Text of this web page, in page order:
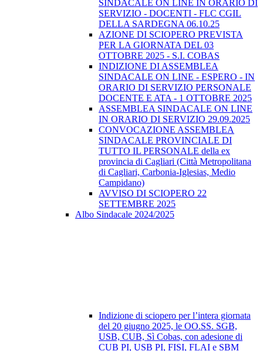
SINDACALE ON LINE IN ORARIO DI
SERVIZIO - DOCENTI - FLC CGIL
DELLA SARDEGNA 06.10.25
AZIONE DI SCIOPERO PREVISTA
PER LA GIORNATA DEL 03
OTTOBRE 2025 - S.I. COBAS
INDIZIONE DI ASSEMBLEA
SINDACALE ON LINE - ESPERO - IN
ORARIO DI SERVIZIO PERSONALE
DOCENTE E ATA - 1 OTTOBRE 2025
ASSEMBLEA SINDACALE ON LINE
IN ORARIO DI SERVIZIO 29.09.2025
CONVOCAZIONE ASSEMBLEA
SINDACALE PROVINCIALE DI
TUTTO IL PERSONALE della ex
provincia di Cagliari (Città Metropolitana
di Cagliari, Carbonia-Iglesias, Medio
Campidano)
AVVISO DI SCIOPERO 22
SETTEMBRE 2025
Albo Sindacale 2024/2025
Indizione di sciopero per l’intera giornata
del 20 giugno 2025, le OO.SS. SGB,
USB, CUB, Sì Cobas, con adesione di
CUB PI, USB PI, FISI, FLAI e SBM